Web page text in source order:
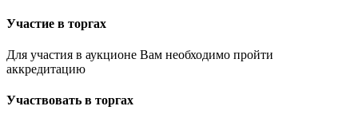
Участие в торгах
Для участия в аукционе Вам необходимо пройти
аккредитацию
Участвовать в торгах